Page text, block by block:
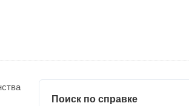
Поиск по справке